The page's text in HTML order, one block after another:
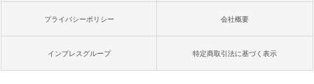
プライバシーポリシー 会社概要
インプレスグループ 特定商取引法に基づく表示